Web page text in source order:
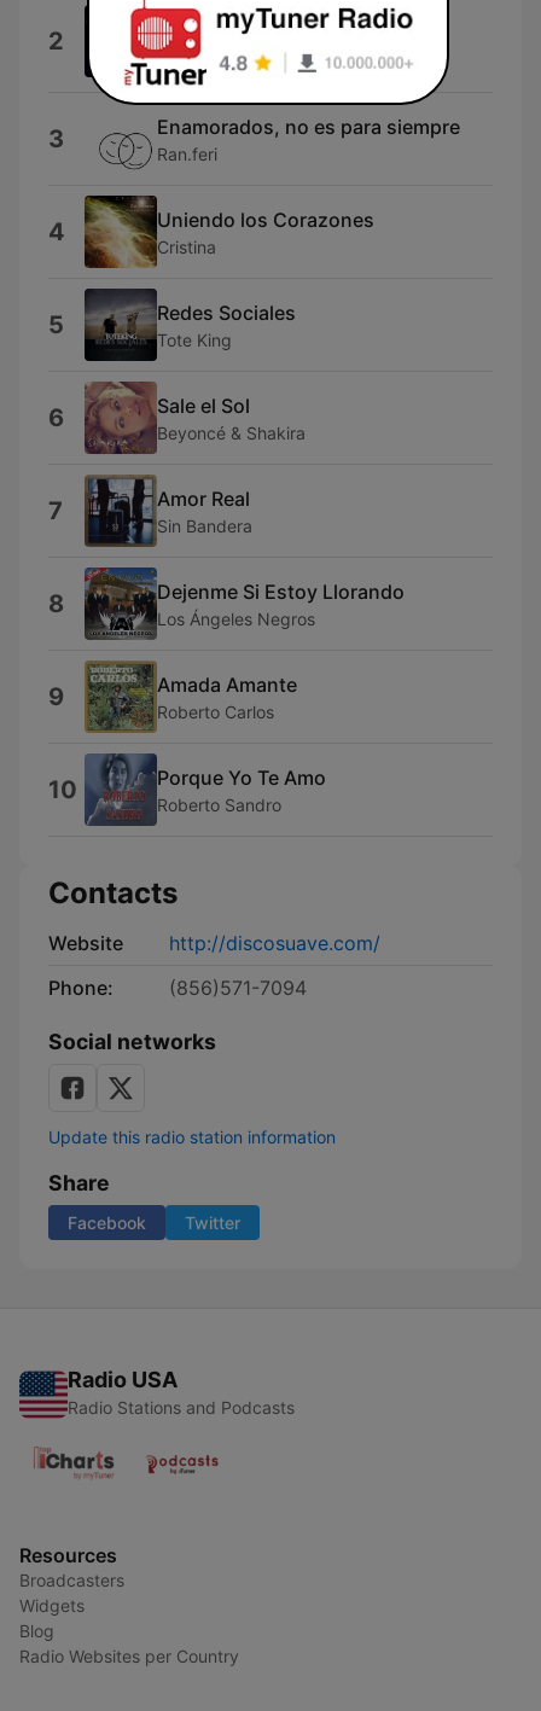
2
Traspasando Fronteras
(instrumental)
Tito Juan
3 Enamorados, no es para siempre
Ran.feri
4 Uniendo los Corazones
Cristina
5 Redes Sociales
Tote King
6 Sale el Sol
Beyoncé & Shakira
7 Amor Real
Sin Bandera
8 Dejenme Si Estoy Llorando
Los Ángeles Negros
9 Amada Amante
Roberto Carlos
10 Porque Yo Te Amo
Roberto Sandro
Contacts
Website
http://discosuave.com/
Phone:
(856)571-7094
Social networks
Update this radio station information
Share
Facebook Twitter
Radio USA
Radio Stations and Podcasts
Resources
Broadcasters
Widgets
Blog
Radio Websites per Country